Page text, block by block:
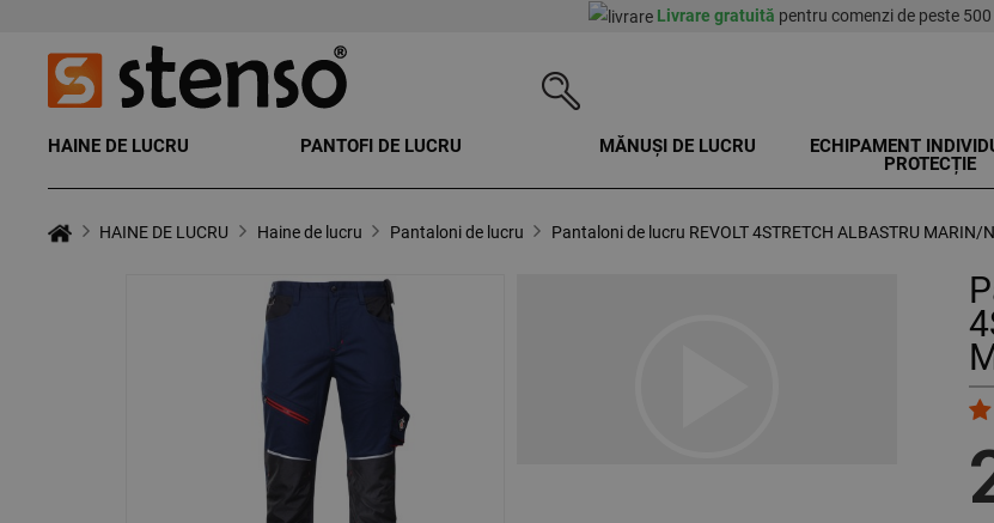
Livrare gratuită pentru comenzi de peste 500
HAINE DE LUCRU PANTOFI DE LUCRU MĂNUȘI DE LUCRU
ECHIPAMENT
PROTECȚIE
HAINE DE LUCRU Haine de lucru Pantaloni de lucru Pantaloni de lucru REVOLT 4STRETCH ALBASTRU MARIN/